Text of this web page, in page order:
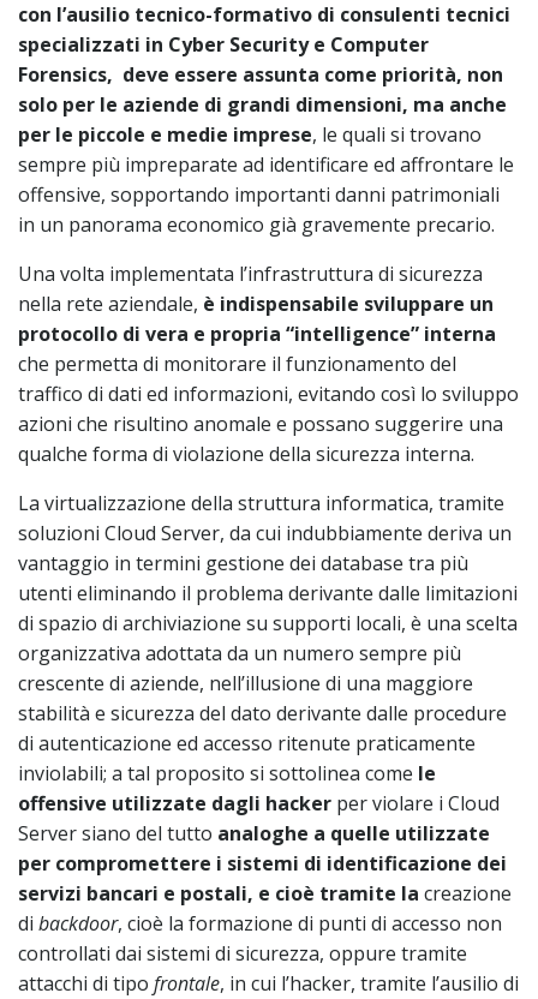
con l’ausilio tecnico-formativo di consulenti tecnici
specializzati in Cyber Security e Computer
Forensics, deve essere assunta come priorità, non
solo per le aziende di grandi dimensioni, ma anche
per le piccole e medie imprese, le quali si trovano
sempre più impreparate ad identificare ed affrontare le
offensive, sopportando importanti danni patrimoniali
in un panorama economico già gravemente precario.
Una volta implementata l’infrastruttura di sicurezza
nella rete aziendale, è indispensabile sviluppare un
protocollo di vera e propria “intelligence” interna
che permetta di monitorare il funzionamento del
traffico di dati ed informazioni, evitando così lo sviluppo
azioni che risultino anomale e possano suggerire una
qualche forma di violazione della sicurezza interna.
La virtualizzazione della struttura informatica, tramite
soluzioni Cloud Server, da cui indubbiamente deriva un
vantaggio in termini gestione dei database tra più
utenti eliminando il problema derivante dalle limitazioni
di spazio di archiviazione su supporti locali, è una scelta
organizzativa adottata da un numero sempre più
crescente di aziende, nell’illusione di una maggiore
stabilità e sicurezza del dato derivante dalle procedure
di autenticazione ed accesso ritenute praticamente
inviolabili; a tal proposito si sottolinea come le
offensive utilizzate dagli hacker per violare i Cloud
Server siano del tutto analoghe a quelle utilizzate
per compromettere i sistemi di identificazione dei
servizi bancari e postali, e cioè tramite la creazione
di backdoor, cioè la formazione di punti di accesso non
controllati dai sistemi di sicurezza, oppure tramite
attacchi di tipo frontale, in cui l’hacker, tramite l’ausilio di